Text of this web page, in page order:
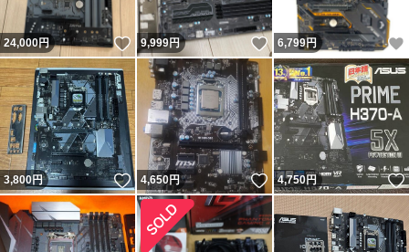
24,000円 いいね！
9,999円 いいね！
6,799円
3,800円 いいね！
4,650円 いいね！
4,750円